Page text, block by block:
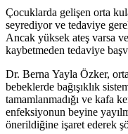
Çocuklarda gelişen orta
seyrediyor ve tedaviye
Ancak yüksek ateş varsa
kaybetmeden tedaviye
Dr. Berna Yayla Özker,
bebeklerde bağışıklık
tamamlanmadığı ve kafa
enfeksiyonun beyine
önerildiğine işaret ederek